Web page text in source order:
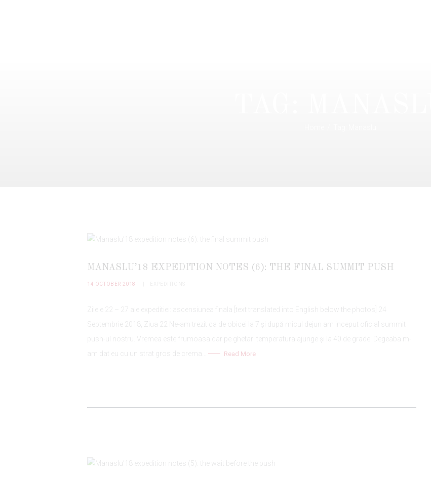
MANASLU’18 EXPEDITION NOTES (6): THE FINAL SUMMIT PUSH
14 OCTOBER 2018
Zilele 22 – 27 ale expeditiei: ascensiunea finala [text translated into English below the photos] 24
Septembrie 2018, Ziua 22 Ne-am trezit ca de obicei la 7 și după micul dejun am inceput oficial summit
push-ul nostru. Vremea este frumoasa dar pe ghetari temperatura ajunge și la 40 de grade. Degeaba m-
am dat eu cu un strat gros de crema…
Read More